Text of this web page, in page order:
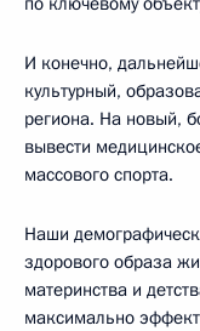
И конечно,
культурный,
региона. На новый,
вывести
массового спорта.
Наши
здорового образа
материнства и
максимально